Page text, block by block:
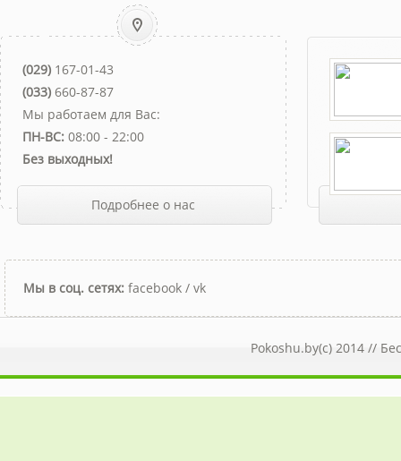
(029) 167-01-43
(033) 660-87-87
Мы работаем для Вас:
ПН-ВС: 08:00 - 22:00
Без выходных!
Подробнее о нас
Мы в соц. сетях: facebook / vk
Pokoshu.by(c) 2014 //